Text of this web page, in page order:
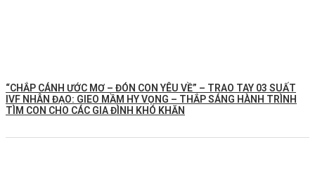
“CHẮP CÁNH ƯỚC MƠ – ĐÓN CON YÊU VỀ” – TRAO TAY 03 SUẤT
IVF NHÂN ĐẠO: GIEO MẦM HY VỌNG – THẮP SÁNG HÀNH TRÌNH
TÌM CON CHO CÁC GIA ĐÌNH KHÓ KHĂN